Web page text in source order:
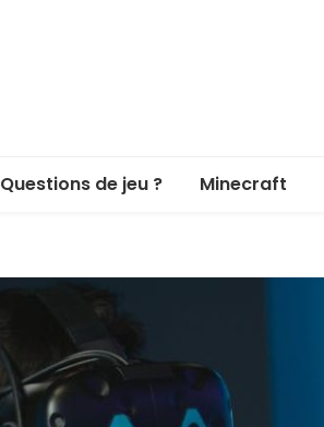
Questions de jeu ? Minecraft